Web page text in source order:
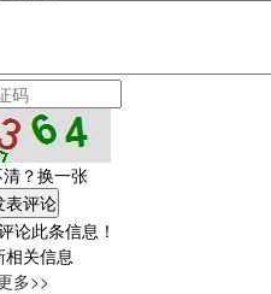
？换一张
论此条信息！
相关信息
多>>